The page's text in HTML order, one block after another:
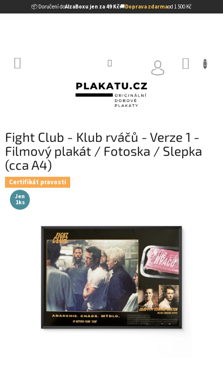
📦 Doručení doAlzaBoxu jen za 49 Kč🚚Doprava zdarmaod 1 500 Kč
na
Fight Club - Klub rváčů - Verze 1 -
Filmový plakát / Fotoska / Slepka
(cca A4)
Certifikát pravosti
Jen
1ks